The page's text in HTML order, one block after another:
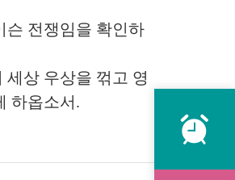
슨 전쟁임을 확인하
상 우상을 꺾고 영
하옵소서.